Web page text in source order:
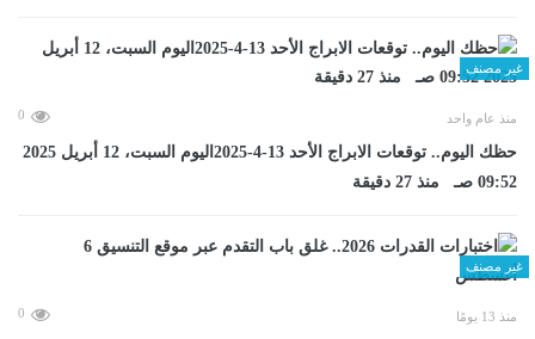
غير مصنف
منذ عام واحد 0
حظك اليوم.. توقعات الابراج الأحد 13-4-2025اليوم السبت، 12 أبريل 2025
09:52 صـ منذ 27 دقيقة
غير مصنف
منذ 13 يومًا 0